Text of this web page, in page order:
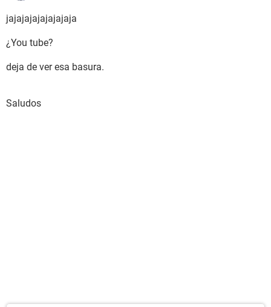
jajajajajajajajaja
¿You tube?
deja de ver esa basura.
Saludos